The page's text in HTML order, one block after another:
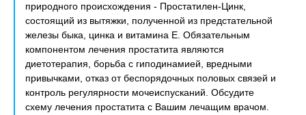
природного происхождения - Простатилен-Цинк,
состоящий из вытяжки, полученной из предстательной
железы быка, цинка и витамина Е. Обязательным
компонентом лечения простатита являются
диетотерапия, борьба с гиподинамией, вредными
привычками, отказ от беспорядочных половых связей и
контроль регулярности мочеиспусканий. Обсудите
схему лечения простатита с Вашим лечащим врачом.